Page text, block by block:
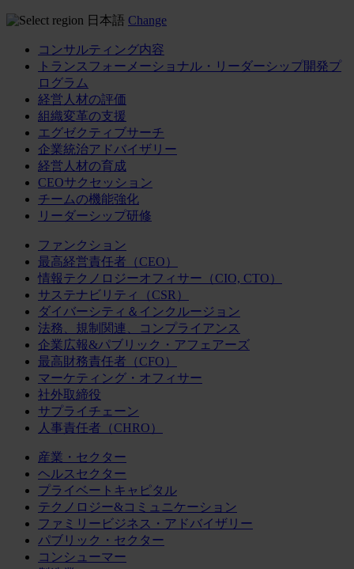
日本語 Change
コンサルティング内容
トランスフォーメーショナル・リーダーシップ開発プ
ログラム
経営人材の評価
組織変革の支援
エグゼクティブサーチ
企業統治アドバイザリー
経営人材の育成
CEOサクセッション
チームの機能強化
リーダーシップ研修
ファンクション
最高経営責任者（CEO）
情報テクノロジーオフィサー（CIO, CTO）
サステナビリティ（CSR）
ダイバーシティ＆インクルージョン
法務、規制関連、コンプライアンス
企業広報&パブリック・アフェアーズ
最高財務責任者（CFO）
マーケティング・オフィサー
社外取締役
サプライチェーン
人事責任者（CHRO）
産業・セクター
ヘルスセクター
プライベートキャピタル
テクノロジー&コミュニケーション
ファミリービジネス・アドバイザリー
パブリック・セクター
コンシューマー